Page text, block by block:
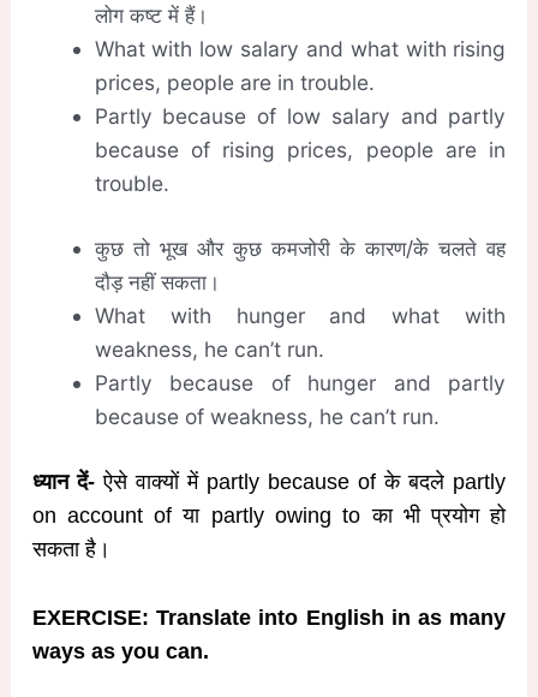
लोग कष्ट में हैं।
What with low salary and what with rising
prices, people are in trouble.
Partly because of low salary and partly
because of rising prices, people are in
trouble.
कुछ तो भूख और कुछ कमजोरी के कारण/के चलते वह
दौड़ नहीं सकता।
What with hunger and what with
weakness, he can’t run.
Partly because of hunger and partly
because of weakness, he can’t run.
ध्यान दें- ऐसे वाक्यों में partly because of के बदले partly
on account of या partly owing to का भी प्रयोग हो
सकता है।
EXERCISE: Translate into English in as many
ways as you can.